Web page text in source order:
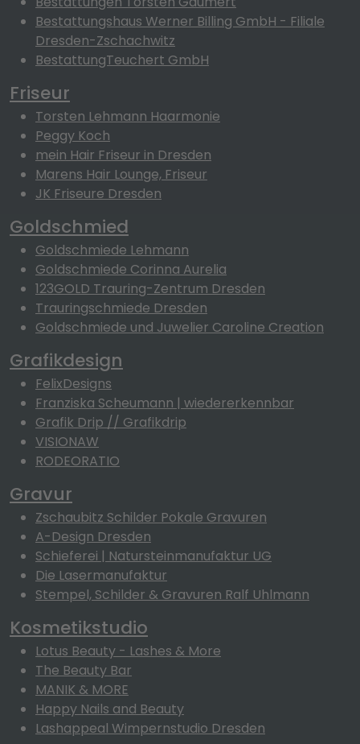
Bestattungshaus Werner Billing GmbH - Filiale
Dresden-Zschachwitz
BestattungTeuchert GmbH
Friseur
Torsten Lehmann Haarmonie
Peggy Koch
mein Hair Friseur in Dresden
Marens Hair Lounge, Friseur
JK Friseure Dresden
Goldschmied
Goldschmiede Lehmann
Goldschmiede Corinna Aurelia
123GOLD Trauring-Zentrum Dresden
Trauringschmiede Dresden
Goldschmiede und Juwelier Caroline Creation
Grafikdesign
FelixDesigns
Franziska Scheumann | wiedererkennbar
Grafik Drip // Grafikdrip
VISIONAW
RODEORATIO
Gravur
Zschaubitz Schilder Pokale Gravuren
A-Design Dresden
Schieferei | Natursteinmanufaktur UG
Die Lasermanufaktur
Stempel, Schilder & Gravuren Ralf Uhlmann
Kosmetikstudio
Lotus Beauty - Lashes & More
The Beauty Bar
MANIK & MORE
Happy Nails and Beauty
Lashappeal Wimpernstudio Dresden